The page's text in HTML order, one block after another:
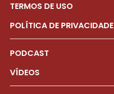
TERMOS DE USO
POLÍTICA DE PRIVACIDADE
PODCAST
VÍDEOS